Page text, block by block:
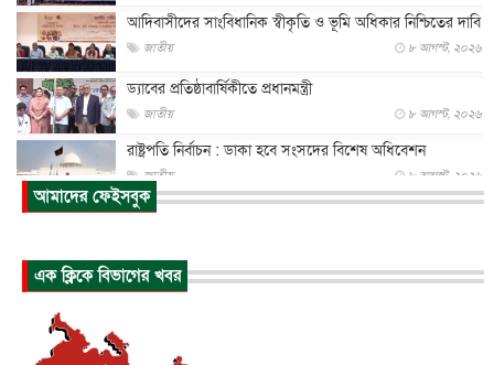
আদিবাসীদের সাংবিধানিক স্বীকৃতি ও ভূমি অধিকার নিশ্চিতের দাবি
জাতীয় ৮ আগস্ট, ২০২৬
ড্যাবের প্রতিষ্ঠাবার্ষিকীতে প্রধানমন্ত্রী
জাতীয় ৮ আগস্ট, ২০২৬
রাষ্ট্রপতি নির্বাচন : ডাকা হবে সংসদের বিশেষ অধিবেশন
জাতীয় ৮ আগস্ট, ২০২৬
প্রধানমন্ত্রীর সঙ্গে সাক্ষাতে খুদে শিল্পী অনুশ্রী রায়ের স্বপ...
পাকিস্তান-তুরস্কের সঙ্গে প্রতিরক্ষা চুক্তি সৌদি আরবকে কতটা ন...
যুক্তরাজ্যে গ্রুমিং কেলেঙ্কারি : পাকিস্তানির অপরাধে অস্বস্তি...
আমাদের ফেইসবুক
এক ক্লিকে বিভাগের খবর